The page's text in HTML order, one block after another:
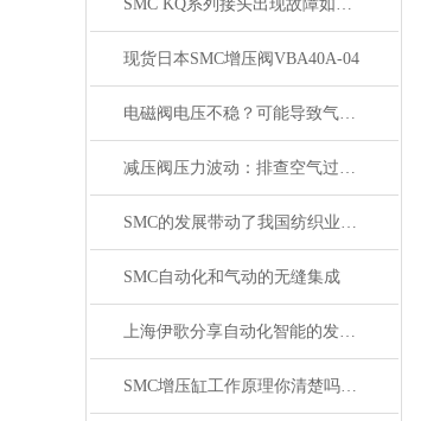
SMC KQ系列接头出现故障如何处理，KQ接头原装正品
现货日本SMC增压阀VBA40A-04
电磁阀电压不稳？可能导致气缸与锁定阀动作紊乱
减压阀压力波动：排查空气过滤器是否存在堵塞
SMC的发展带动了我国纺织业的发展
SMC自动化和气动的无缝集成
上海伊歌分享自动化智能的发展这将成为现实
SMC增压缸工作原理你清楚吗？SMC气缸工作原理